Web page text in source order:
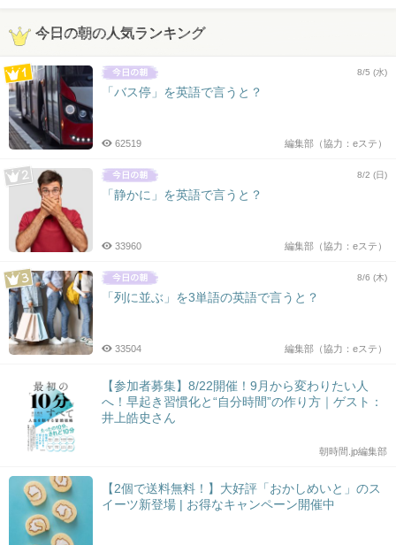
今日の朝の人気ランキング
8/5 (水)
「バス停」を英語で言うと？
編集部（協力：eステ）
62519
8/2 (日)
「静かに」を英語で言うと？
編集部（協力：eステ）
33960
8/6 (木)
「列に並ぶ」を3単語の英語で言うと？
編集部（協力：eステ）
33504
【参加者募集】8/22開催！9月から変わりたい人
へ！早起き習慣化と“自分時間”の作り方｜ゲスト：
井上皓史さん
朝時間.jp編集部
【2個で送料無料！】大好評「おかしめいと」のス
イーツ新登場 | お得なキャンペーン開催中